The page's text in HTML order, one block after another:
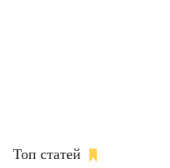
Топ статей